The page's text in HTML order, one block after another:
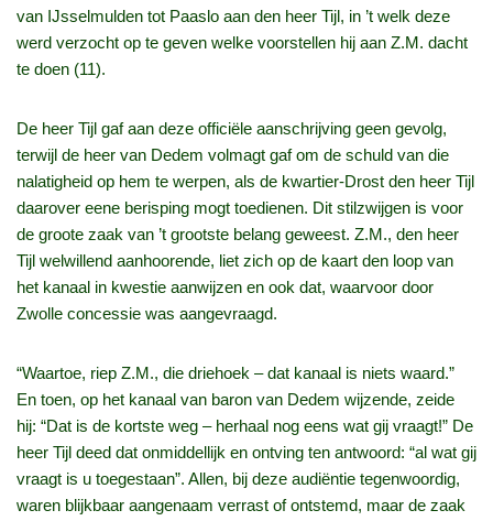
van IJsselmulden tot Paaslo aan den heer Tijl, in ’t welk deze
werd verzocht op te geven welke voorstellen hij aan Z.M. dacht
te doen (11).
De heer Tijl gaf aan deze officiële aanschrijving geen gevolg,
terwijl de heer van Dedem volmagt gaf om de schuld van die
nalatigheid op hem te werpen, als de kwartier-Drost den heer Tijl
daarover eene berisping mogt toedienen. Dit stilzwijgen is voor
de groote zaak van ’t grootste belang geweest. Z.M., den heer
Tijl welwillend aanhoorende, liet zich op de kaart den loop van
het kanaal in kwestie aanwijzen en ook dat, waarvoor door
Zwolle concessie was aangevraagd.
“Waartoe, riep Z.M., die driehoek – dat kanaal is niets waard.”
En toen, op het kanaal van baron van Dedem wijzende, zeide
hij: “Dat is de kortste weg – herhaal nog eens wat gij vraagt!” De
heer Tijl deed dat onmiddellijk en ontving ten antwoord: “al wat gij
vraagt is u toegestaan”. Allen, bij deze audiëntie tegenwoordig,
waren blijkbaar aangenaam verrast of ontstemd, maar de zaak